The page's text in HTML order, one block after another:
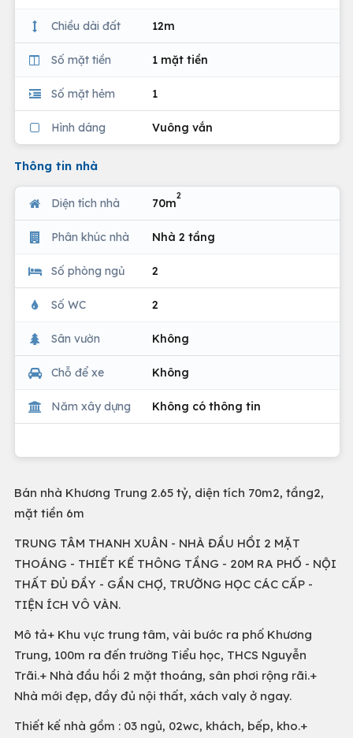
Chiều dài đất 12m
Số mặt tiền 1 mặt tiền
Số mặt hẻm 1
Hình dáng Vuông vắn
Thông tin nhà
Diện tích nhà 70m
2
Phân khúc nhà Nhà 2 tầng
Số phòng ngủ 2
Số WC 2
Sân vườn Không
Chỗ để xe Không
Năm xây dựng Không có thông tin
Bán nhà Khương Trung 2.65 tỷ, diện tích 70m2, tầng2,
mặt tiền 6m
TRUNG TÂM THANH XUÂN - NHÀ ĐẦU HỒI 2 MẶT
THOÁNG - THIẾT KẾ THÔNG TẦNG - 20M RA PHỐ - NỘI
THẤT ĐỦ ĐẦY - GẦN CHỢ, TRƯỜNG HỌC CÁC CẤP -
TIỆN ÍCH VÔ VÀN.
Mô tả+ Khu vực trung tâm, vài bước ra phố Khương
Trung, 100m ra đến trường Tiểu học, THCS Nguyễn
Trãi.+ Nhà đầu hồi 2 mặt thoáng, sân phơi rộng rãi.+
Nhà mới đẹp, đầy đủ nội thất, xách valy ở ngay.
Thiết kế nhà gồm : 03 ngủ, 02wc, khách, bếp, kho.+